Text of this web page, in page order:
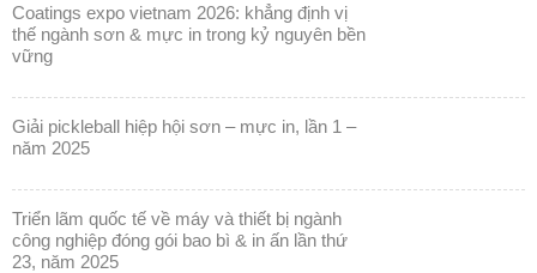
coatings expo vietnam 2026: khẳng định vị
thế ngành sơn & mực in trong kỷ nguyên bền
vững
giải pickleball hiệp hội sơn – mực in, lần 1 –
năm 2025
triển lãm quốc tế về máy và thiết bị ngành
công nghiệp đóng gói bao bì & in ấn lần thứ
23, năm 2025